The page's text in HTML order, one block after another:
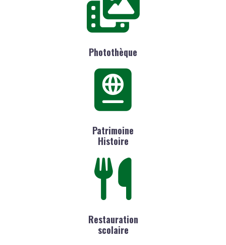
Photothèque
Patrimoine
Histoire
Restauration
scolaire